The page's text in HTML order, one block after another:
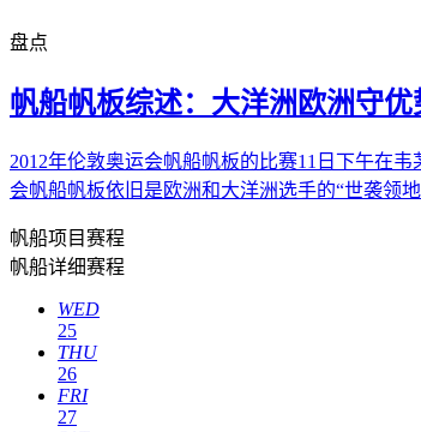
盘点
帆船帆板综述：大洋洲欧洲守
2012年伦敦奥运会帆船帆板的比赛11日下午在
会帆船帆板依旧是欧洲和大洋洲选手的“世袭领
帆船项目赛程
帆船详细赛程
WED
25
THU
26
FRI
27